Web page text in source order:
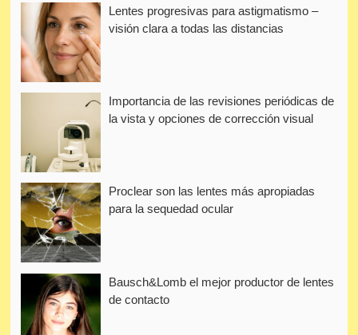
Lentes progresivas para astigmatismo –
visión clara a todas las distancias
Importancia de las revisiones periódicas de
la vista y opciones de corrección visual
Proclear son las lentes más apropiadas
para la sequedad ocular
Bausch&Lomb el mejor productor de lentes
de contacto